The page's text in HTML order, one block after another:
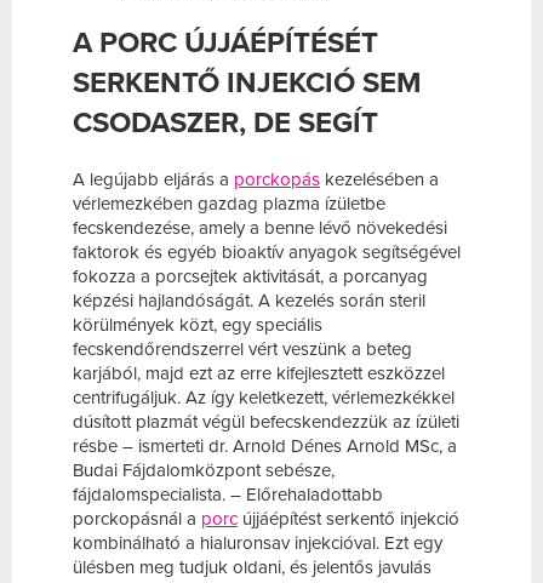
A PORC ÚJJÁÉPÍTÉSÉT
SERKENTŐ INJEKCIÓ SEM
CSODASZER, DE SEGÍT
A legújabb eljárás a porckopás kezelésében a
vérlemezkében gazdag plazma ízületbe
fecskendezése, amely a benne lévő növekedési
faktorok és egyéb bioaktív anyagok segítségével
fokozza a porcsejtek aktivitását, a porcanyag
képzési hajlandóságát. A kezelés során steril
körülmények közt, egy speciális
fecskendőrendszerrel vért veszünk a beteg
karjából, majd ezt az erre kifejlesztett eszközzel
centrifugáljuk. Az így keletkezett, vérlemezkékkel
dúsított plazmát végül befecskendezzük az ízületi
résbe – ismerteti dr. Arnold Dénes Arnold MSc, a
Budai Fájdalomközpont sebésze,
fájdalomspecialista. – Előrehaladottabb
porckopásnál a porc újjáépítést serkentő injekció
kombinálható a hialuronsav injekcióval. Ezt egy
ülésben meg tudjuk oldani, és jelentős javulás